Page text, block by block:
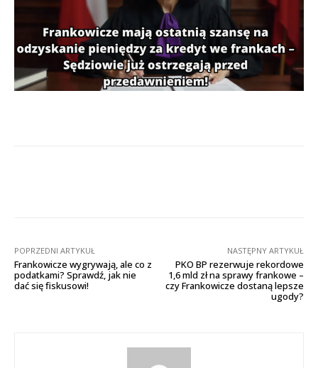
POPRZEDNI ARTYKUŁ
Frankowicze wygrywają, ale co z
podatkami? Sprawdź, jak nie
dać się fiskusowi!
NASTĘPNY ARTYKUŁ
PKO BP rezerwuje rekordowe
1,6 mld zł na sprawy frankowe –
czy Frankowicze dostaną lepsze
ugody?